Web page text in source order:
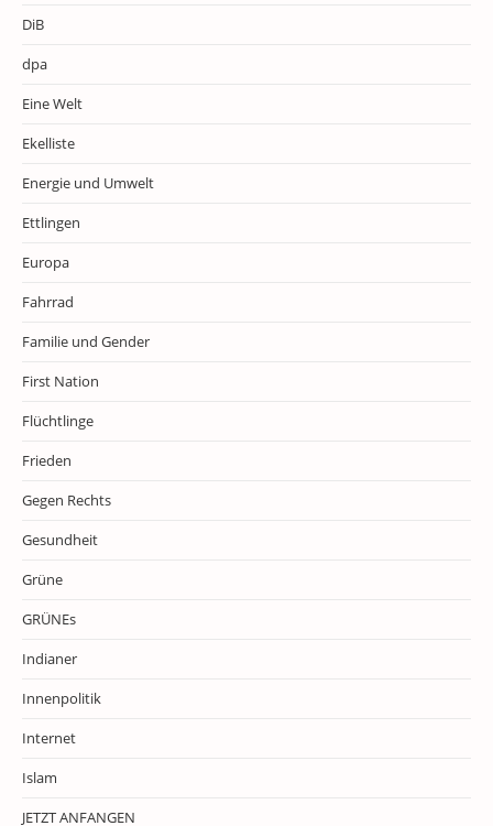
DiB
dpa
Eine Welt
Ekelliste
Energie und Umwelt
Ettlingen
Europa
Fahrrad
Familie und Gender
First Nation
Flüchtlinge
Frieden
Gegen Rechts
Gesundheit
Grüne
GRÜNEs
Indianer
Innenpolitik
Internet
Islam
JETZT ANFANGEN